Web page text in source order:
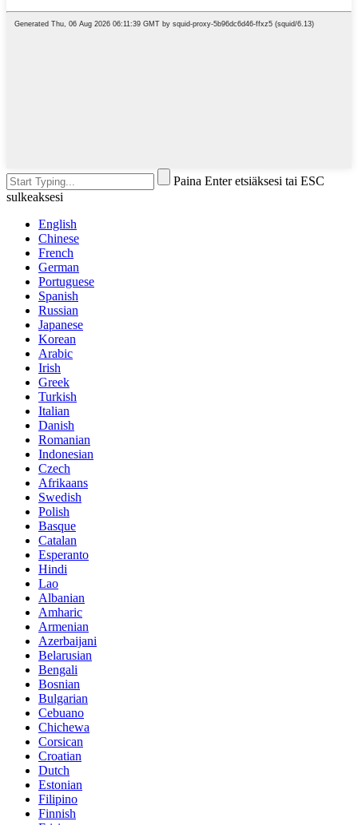
Paina Enter etsiäksesi tai ESC
sulkeaksesi
English
Chinese
French
German
Portuguese
Spanish
Russian
Japanese
Korean
Arabic
Irish
Greek
Turkish
Italian
Danish
Romanian
Indonesian
Czech
Afrikaans
Swedish
Polish
Basque
Catalan
Esperanto
Hindi
Lao
Albanian
Amharic
Armenian
Azerbaijani
Belarusian
Bengali
Bosnian
Bulgarian
Cebuano
Chichewa
Corsican
Croatian
Dutch
Estonian
Filipino
Finnish